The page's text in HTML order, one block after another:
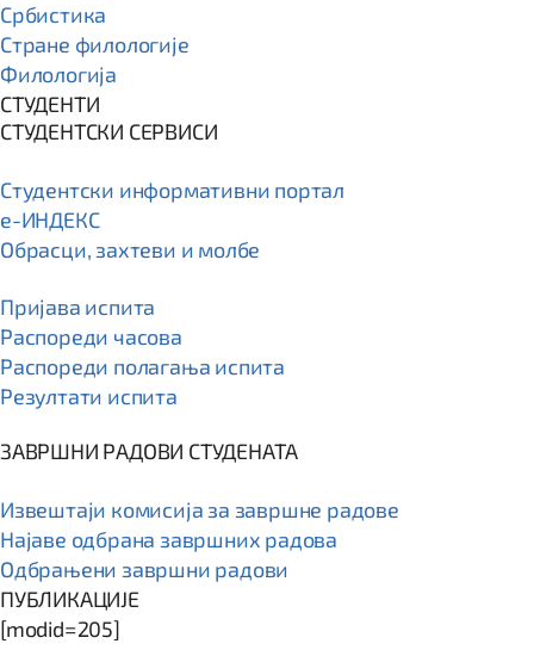
Србистика
Стране филологије
Филологија
СТУДЕНТИ
СТУДЕНТСКИ СЕРВИСИ
Студентски информативни портал
e-ИНДЕКС
Обрасци, захтеви и молбе
Пријава испита
Распореди часова
Распореди полагања испита
Резултати испита
ЗАВРШНИ РАДОВИ СТУДЕНАТА
Извештаји комисија за завршне радове
Најаве одбрана завршних радова
Одбрањени завршни радови
ПУБЛИКАЦИЈЕ
[modid=205]